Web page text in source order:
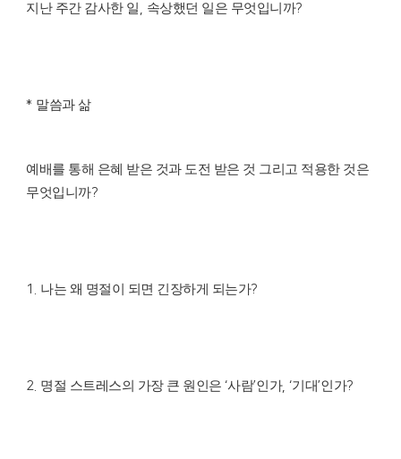
지난 주간 감사한 일 속상했던 일은 무엇입니까?
* 말씀과 삶
예배를 통해 은혜 받은 것과 도전 받은 것 그리고 적용한 것은
무엇입니까?
1. 나는 왜 명절이 되면 긴장하게 되는가?
2. 명절 스트레스의 가장 큰 원인은 ‘사람’인가, ‘기대’인가?